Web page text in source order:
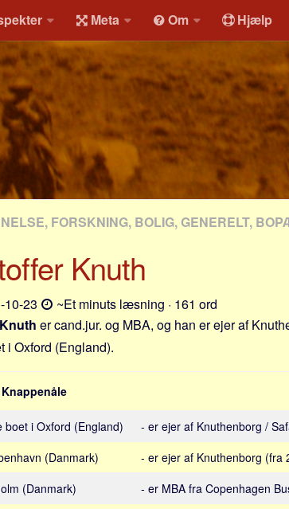
Meta Om Hjælp
FORSKNING, BOLIG, GENERELT,
Knuth
10-23
~Et minuts læsning · 161 ord
er cand.jur. og MBA, og han er ejer af
i Oxford (England).
Knappenåle
boet i Oxford (England)
- er ejer af Knuthenborg /
(Danmark)
- er ejer af Knuthenborg (fra
(Danmark)
- er MBA fra Copenhagen